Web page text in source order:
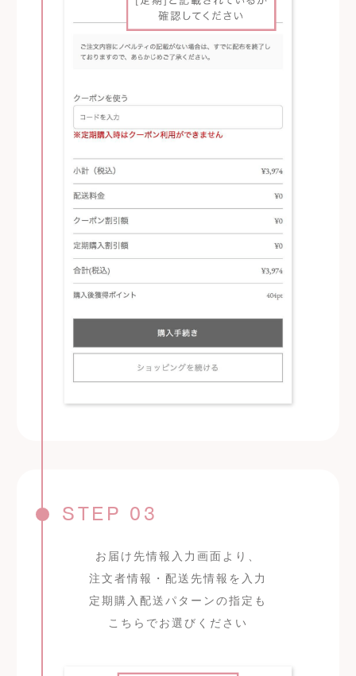
STEP 03
お届け先情報入力画面より、
注文者情報・配送先情報を入力
定期購入配送パターンの指定も
こちらでお選びください